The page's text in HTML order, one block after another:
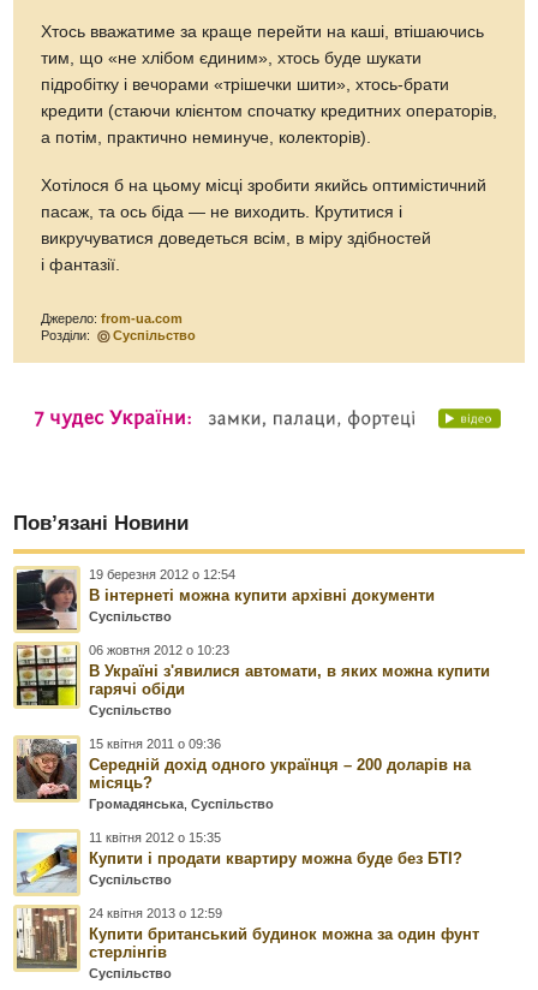
Хтось вважатиме за краще перейти на каші, втішаючись
тим, що «не хлібом єдиним», хтось буде шукати
підробітку і вечорами «трішечки шити», хтось-брати
кредити (стаючи клієнтом спочатку кредитних операторів,
а потім, практично неминуче, колекторів).
Хотілося б на цьому місці зробити якийсь оптимістичний
пасаж, та ось біда — не виходить. Крутитися і
викручуватися доведеться всім, в міру здібностей
і фантазії.
Джерело:from-ua.com
Розділи:
Суспільство
Пов’язані Новини
19 березня 2012 о 12:54
В інтернеті можна купити архівні документи
Суспільство
06 жовтня 2012 о 10:23
В Україні з'явилися автомати, в яких можна купити
гарячі обіди
Суспільство
15 квітня 2011 о 09:36
Середній дохід одного українця – 200 доларів на
місяць?
Громадянська,Суспільство
11 квітня 2012 о 15:35
Купити і продати квартиру можна буде без БТІ?
Суспільство
24 квітня 2013 о 12:59
Купити британський будинок можна за один фунт
стерлінгів
Суспільство